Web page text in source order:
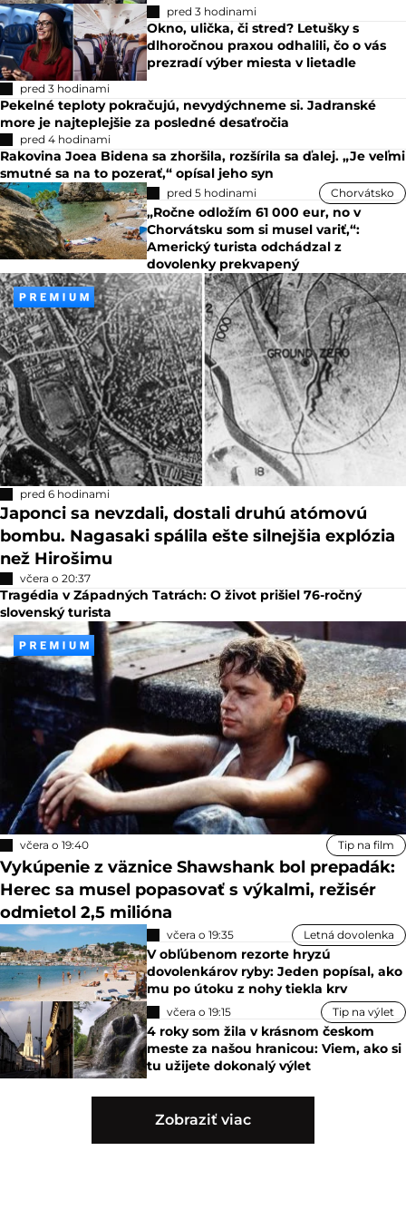
pred 3 hodinami
Okno, ulička, či stred? Letušky s
dlhoročnou praxou odhalili, čo o vás
prezradí výber miesta v lietadle
pred 3 hodinami
Pekelné teploty pokračujú, nevydýchneme si. Jadranské
more je najteplejšie za posledné desaťročia
pred 4 hodinami
Rakovina Joea Bidena sa zhoršila, rozšírila sa ďalej. „Je veľmi
smutné sa na to pozerať,“ opísal jeho syn
pred 5 hodinami Chorvátsko
„Ročne odložím 61 000 eur, no v
Chorvátsku som si musel variť,“:
Americký turista odchádzal z
dovolenky prekvapený
pred 6 hodinami
Japonci sa nevzdali, dostali druhú atómovú
bombu. Nagasaki spálila ešte silnejšia explózia
než Hirošimu
včera o 20:37
Tragédia v Západných Tatrách: O život prišiel 76-ročný
slovenský turista
včera o 19:40 Tip na film
Vykúpenie z väznice Shawshank bol prepadák:
Herec sa musel popasovať s výkalmi, režisér
odmietol 2,5 milióna
včera o 19:35 Letná dovolenka
V obľúbenom rezorte hryzú
dovolenkárov ryby: Jeden popísal, ako
mu po útoku z nohy tiekla krv
včera o 19:15 Tip na výlet
4 roky som žila v krásnom českom
meste za našou hranicou: Viem, ako si
tu užijete dokonalý výlet
Zobraziť viac